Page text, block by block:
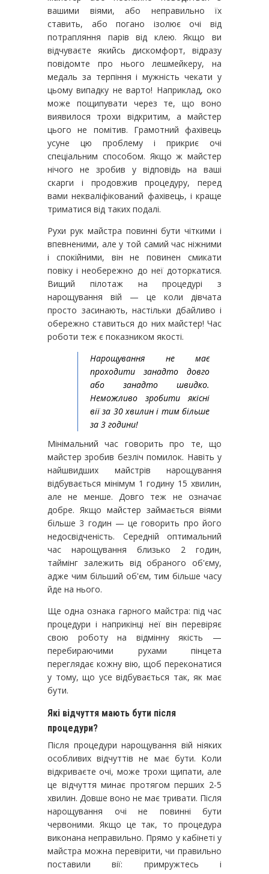
вашими віями, або неправильно їх
ставить, або погано ізолює очі від
потрапляння парів від клею. Якщо ви
відчуваєте якийсь дискомфорт, відразу
повідомте про нього лешмейкеру, на
медаль за терпіння і мужність чекати у
цьому випадку не варто! Наприклад, око
може пощипувати через те, що воно
виявилося трохи відкритим, а майстер
цього не помітив. Грамотний фахівець
усуне цю проблему і прикриє очі
спеціальним способом. Якщо ж майстер
нічого не зробив у відповідь на ваші
скарги і продовжив процедуру, перед
вами некваліфікований фахівець, і краще
триматися від таких подалі.
Рухи рук майстра повинні бути чіткими і
впевненими, але у той самий час ніжними
і спокійними, він не повинен смикати
повіку і необережно до неї доторкатися.
Вищий пілотаж на процедурі з
нарощування вій — це коли дівчата
просто засинають, настільки дбайливо і
обережно ставиться до них майстер! Час
роботи теж є показником якості.
Нарощування не має
проходити занадто довго
або занадто швидко.
Неможливо зробити якісні
вії за 30 хвилин і тим більше
за 3 години!
Мінімальний час говорить про те, що
майстер зробив безліч помилок. Навіть у
найшвидших майстрів нарощування
відбувається мінімум 1 годину 15 хвилин,
але не менше. Довго теж не означає
добре. Якщо майстер займається віями
більше 3 годин — це говорить про його
недосвідченість. Середній оптимальний
час нарощування близько 2 годин,
таймінг залежить від обраного об'єму,
адже чим більший об'єм, тим більше часу
йде на нього.
Ще одна ознака гарного майстра: під час
процедури і наприкінці неї він перевіряє
свою роботу на відмінну якість —
перебираючими рухами пінцета
переглядає кожну вію, щоб переконатися
у тому, що усе відбувається так, як має
бути.
Які відчуття мають бути після
процедури?
Після процедури нарощування вій ніяких
особливих відчуттів не має бути. Коли
відкриваєте очі, може трохи щипати, але
це відчуття минає протягом перших 2-5
хвилин. Довше воно не має тривати. Після
нарощування очі не повинні бути
червоними. Якщо це так, то процедура
виконана неправильно. Прямо у кабінеті у
майстра можна перевірити, чи правильно
поставили вії: примружтесь і